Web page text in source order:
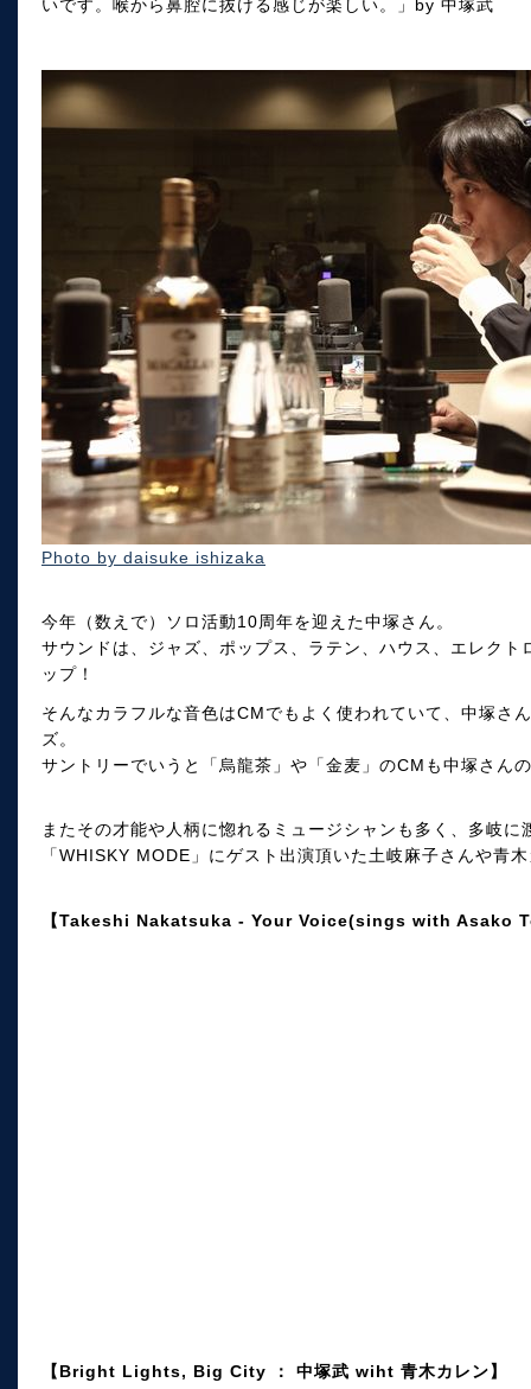
いです。喉から鼻腔に抜ける感じが楽しい。」by 中塚武
Photo by daisuke ishizaka
今年（数えで）ソロ活動10周年を迎えた中塚さん。
サウンドは、ジャズ、ポップス、ラテン、ハウス、エレク
ップ！
そんなカラフルな音色はCMでもよく使われていて、中塚さ
ズ。
サントリーでいうと「烏龍茶」や「金麦」のCMも中塚さん
またその才能や人柄に惚れるミュージシャンも多く、多岐に
「WHISKY MODE」にゲスト出演頂いた土岐麻子さんや青
【Takeshi Nakatsuka - Your Voice(sings with Asako
【Bright Lights, Big City ： 中塚武 wiht 青木カレン】